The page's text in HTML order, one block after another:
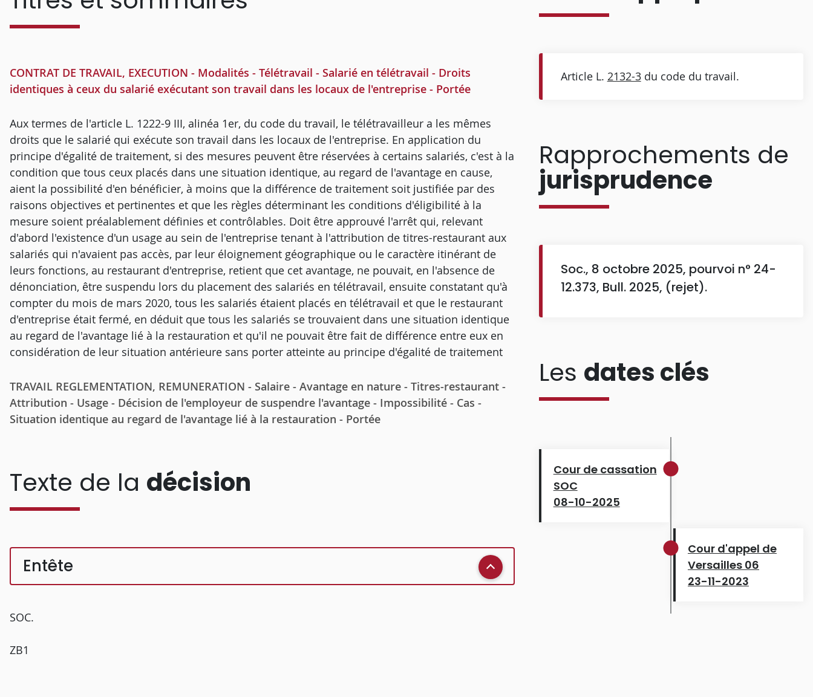
CONTRAT DE TRAVAIL, EXECUTION - Modalités - Télétravail - Salarié en télétravail - Droits
identiques à ceux du salarié exécutant son travail dans les locaux de l'entreprise - Portée
Aux termes de l'article L. 1222-9 III, alinéa 1er, du code du travail, le télétravailleur a les mêmes
droits que le salarié qui exécute son travail dans les locaux de l'entreprise. En application du
principe d'égalité de traitement, si des mesures peuvent être réservées à certains salariés, c'est à la
condition que tous ceux placés dans une situation identique, au regard de l'avantage en cause,
aient la possibilité d'en bénéficier, à moins que la différence de traitement soit justifiée par des
raisons objectives et pertinentes et que les règles déterminant les conditions d'éligibilité à la
mesure soient préalablement définies et contrôlables. Doit être approuvé l'arrêt qui, relevant
d'abord l'existence d'un usage au sein de l'entreprise tenant à l'attribution de titres-restaurant aux
salariés qui n'avaient pas accès, par leur éloignement géographique ou le caractère itinérant de
leurs fonctions, au restaurant d'entreprise, retient que cet avantage, ne pouvait, en l'absence de
dénonciation, être suspendu lors du placement des salariés en télétravail, ensuite constatant qu'à
compter du mois de mars 2020, tous les salariés étaient placés en télétravail et que le restaurant
d'entreprise était fermé, en déduit que tous les salariés se trouvaient dans une situation identique
au regard de l'avantage lié à la restauration et qu'il ne pouvait être fait de différence entre eux en
considération de leur situation antérieure sans porter atteinte au principe d'égalité de traitement
TRAVAIL REGLEMENTATION, REMUNERATION - Salaire - Avantage en nature - Titres-restaurant -
Attribution - Usage - Décision de l'employeur de suspendre l'avantage - Impossibilité - Cas -
Situation identique au regard de l'avantage lié à la restauration - Portée
Texte de la décision
Entête
SOC.
ZB1
Article L. 2132-3du code du travail.
Rapprochements de
jurisprudence
Soc., 8 octobre 2025, pourvoi n° 24-
12.373, Bull. 2025, (rejet).
Les dates clés
Cour de cassation
SOC
08-10-2025
Cour d'appel de
Versailles 06
23-11-2023